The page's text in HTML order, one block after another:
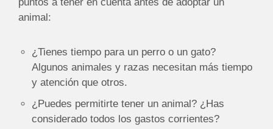
animal:
¿Tienes tiempo para un perro o un gato?
Algunos animales y razas necesitan más tiempo
y atención que otros.
¿Puedes permitirte tener un animal? ¿Has
considerado todos los gastos corrientes?